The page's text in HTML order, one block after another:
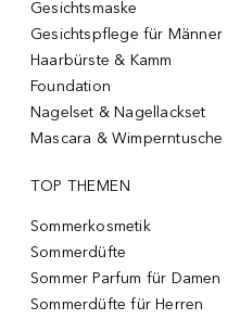
Gesichtsmaske
Gesichtspflege für Männer
Haarbürste & Kamm
Foundation
Nagelset & Nagellackset
Mascara & Wimperntusche
TOP THEMEN
Sommerkosmetik
Sommerdüfte
Sommer Parfum für Damen
Sommerdüfte für Herren